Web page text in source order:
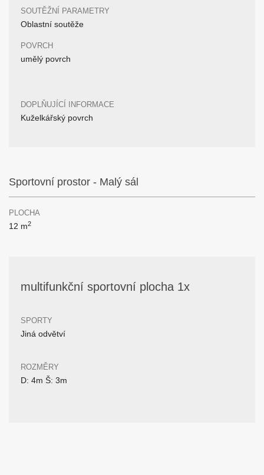
SOUTĚŽNÍ PARAMETRY
Oblastní soutěže
POVRCH
umělý povrch
DOPLŇUJÍCÍ INFORMACE
Kuželkářský povrch
Sportovní prostor - Malý sál
PLOCHA
12 m2
multifunkční sportovní plocha 1x
SPORTY
Jiná odvětví
ROZMĚRY
D: 4m Š: 3m